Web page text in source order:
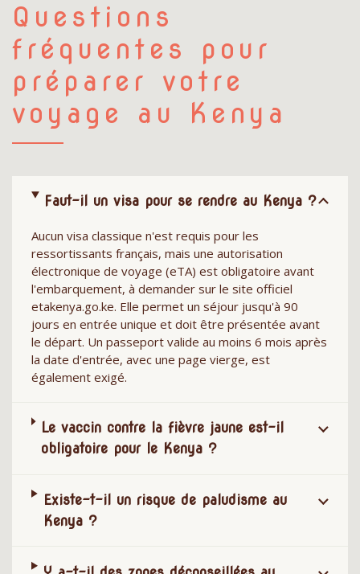
Questions
fréquentes pour
préparer votre
voyage au Kenya
Faut-il un visa pour se rendre au Kenya ?
Aucun visa classique n'est requis pour les
ressortissants français, mais une autorisation
électronique de voyage (eTA) est obligatoire avant
l'embarquement, à demander sur le site officiel
etakenya.go.ke. Elle permet un séjour jusqu'à 90
jours en entrée unique et doit être présentée avant
le départ. Un passeport valide au moins 6 mois après
la date d'entrée, avec une page vierge, est
également exigé.
Le vaccin contre la fièvre jaune est-il
obligatoire pour le Kenya ?
Existe-t-il un risque de paludisme au
Kenya ?